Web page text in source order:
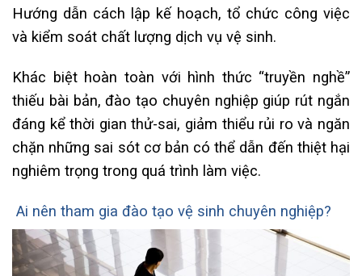
Hướng dẫn cách lập kế hoạch, tổ chức công việc
và kiểm soát chất lượng dịch vụ vệ sinh.
Khác biệt hoàn toàn với hình thức “truyền nghề”
thiếu bài bản, đào tạo chuyên nghiệp giúp rút ngắn
đáng kể thời gian thử-sai, giảm thiểu rủi ro và ngăn
chặn những sai sót cơ bản có thể dẫn đến thiệt hại
nghiêm trọng trong quá trình làm việc.
Ai nên tham gia đào tạo vệ sinh chuyên nghiệp?